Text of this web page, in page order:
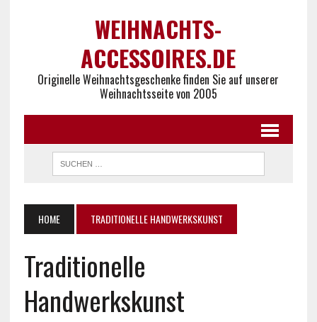
WEIHNACHTS-
ACCESSOIRES.DE
Originelle Weihnachtsgeschenke finden Sie auf unserer
Weihnachtsseite von 2005
HOME TRADITIONELLE HANDWERKSKUNST
Traditionelle
Handwerkskunst